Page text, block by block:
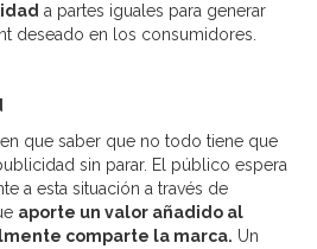
a partes iguales para generar
deseado en los consumidores.
que saber que no todo tiene que
sin parar. El público espera
a esta situación a través de
aporte un valor añadido al
comparte la marca. Un